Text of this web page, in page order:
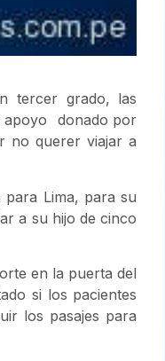
tercer grado, las
apoyo donado por
no querer viajar a
para Lima, para su
a su hijo de cinco
en la puerta del
si los pacientes
los pasajes para